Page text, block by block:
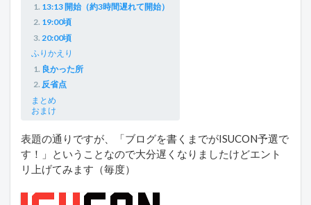
13:13 開始（約3時間遅れて開始）
19:00頃
20:00頃
ふりかえり
良かった所
反省点
まとめ
おまけ
表題の通りですが、「ブログを書くまでがISUCON予選で
す！」ということなので大分遅くなりましたけどエント
リ上げてみます（毎度）